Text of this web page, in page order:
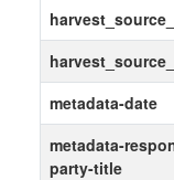
metadata-date
metadata-
party-title